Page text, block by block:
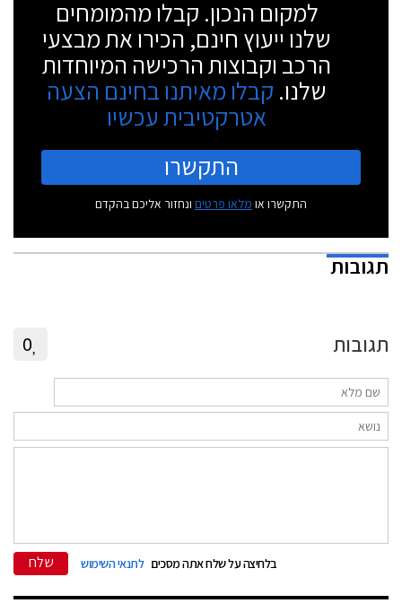
למקום הנכון. קבלו מהמומחים
שלנו ייעוץ חינם, הכירו את מבצעי
הרכב וקבוצות הרכישה המיוחדות
שלנו. קבלו מאיתנו בחינם הצעה
אטרקטיבית עכשיו
התקשרו
התקשרו או מלאו פרטים ונחזור אליכם בהקדם
תגובות
תגובות 0
בלחיצה על שלח אתה מסכים לתנאי השימוש שלח